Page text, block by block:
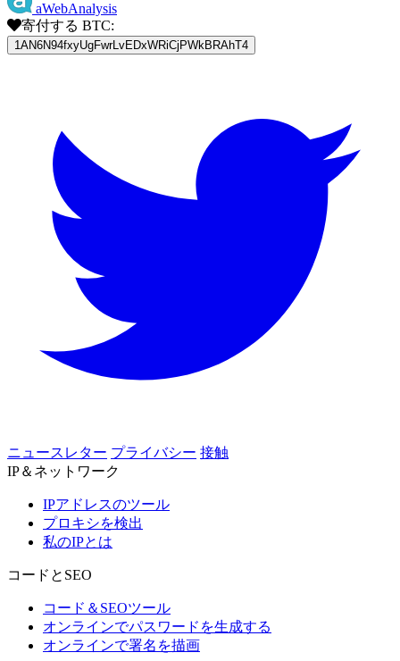
aWebAnalysis
寄付する BTC:
1AN6N94fxyUgFwrLvEDxWRiCjPWkBRAhT4
ニュースレター プライバシー 接触
IP＆ネットワーク
IPアドレスのツール
プロキシを検出
私のIPとは
コードとSEO
コード＆SEOツール
オンラインでパスワードを生成する
オンラインで署名を描画